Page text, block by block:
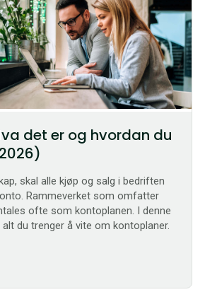
det er og hvordan du
skal alle kjøp og salg i bedriften
Rammeverket som omfatter
ofte som kontoplanen. I denne
du trenger å vite om kontoplaner.